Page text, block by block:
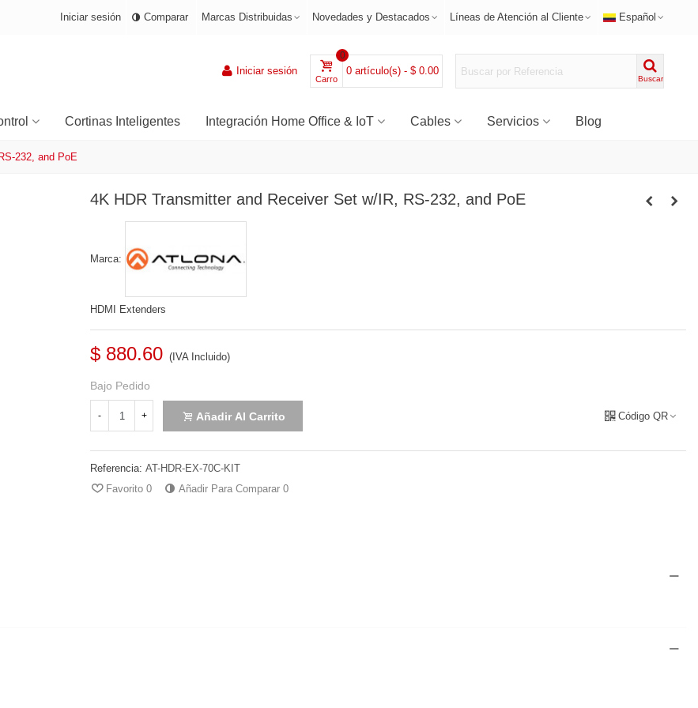
Iniciar sesión Comparar Marcas Distribuidas Novedades y Destacados Líneas de Atención al Cliente Español
Iniciar sesión
Carro
0
0 artículo(s) - $ 0.00
Buscar
Cortinas Inteligentes Integración Home Office & IoT Cables Servicios Blog
232, and PoE
4K HDR Transmitter and Receiver Set w/IR, RS-232, and PoE
Marca:
HDMI Extenders
$ 880.60 (IVA Incluido)
Bajo Pedido
- + Añadir Al Carrito Código QR
Referencia: AT-HDR-EX-70C-KIT
Favorito 0 Añadir Para Comparar 0